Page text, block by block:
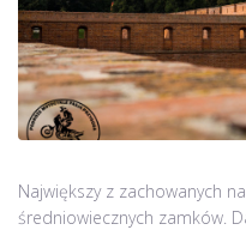
Największy z zachowanych
średniowiecznych zamków.